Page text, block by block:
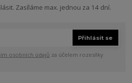
Zasíláme max. jednou za 14 dní.
Přihlásit se
osobních údajů za účelem rozesílky